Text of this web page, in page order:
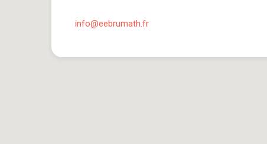
info​@eebrumath.fr